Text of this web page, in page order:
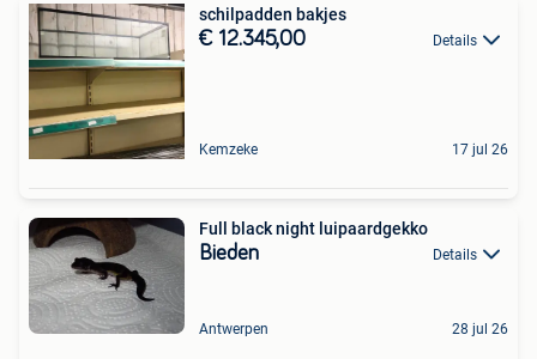
schilpadden bakjes
€ 12.345,00 Details
Kemzeke 17 jul 26
Full black night luipaardgekko
Bieden Details
Antwerpen 28 jul 26